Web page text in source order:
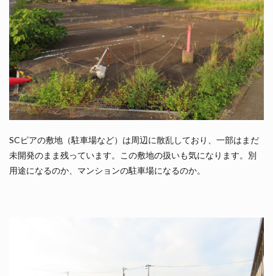
SCピアの敷地（駐車場など）は周辺に散乱しており、一部はまだ
未開発のまま残っています。この敷地の扱いも気になります。別
用途になるのか、マンションの駐車場になるのか。